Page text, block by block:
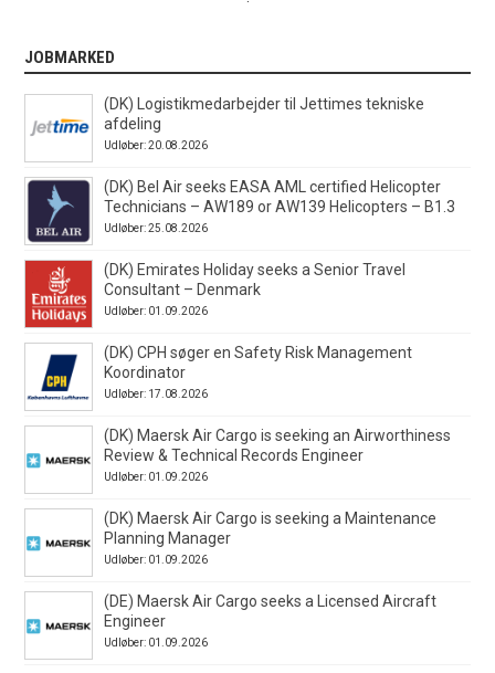
JOBMARKED
(DK) Logistikmedarbejder til Jettimes tekniske
afdeling
Udløber: 20.08.2026
(DK) Bel Air seeks EASA AML certified Helicopter
Technicians – AW189 or AW139 Helicopters – B1.3
Udløber: 25.08.2026
(DK) Emirates Holiday seeks a Senior Travel
Consultant – Denmark
Udløber: 01.09.2026
(DK) CPH søger en Safety Risk Management
Koordinator
Udløber: 17.08.2026
(DK) Maersk Air Cargo is seeking an Airworthiness
Review & Technical Records Engineer
Udløber: 01.09.2026
(DK) Maersk Air Cargo is seeking a Maintenance
Planning Manager
Udløber: 01.09.2026
(DE) Maersk Air Cargo seeks a Licensed Aircraft
Engineer
Udløber: 01.09.2026